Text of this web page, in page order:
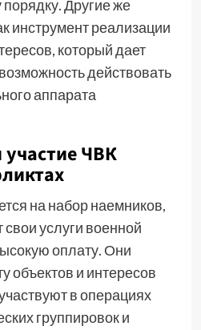
Другие же
инструмент реализации
который дает
действовать
аппарата
участие ЧВК
на набор наемников,
услуги военной
оплату. Они
объектов и интересов
в операциях
группировок и